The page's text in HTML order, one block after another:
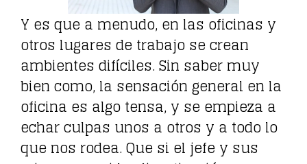
Y es que a menudo, en las oficinas y
otros lugares de trabajo se crean
ambientes difíciles. Sin saber muy
bien como, la sensación general en la
oficina es algo tensa, y se empieza a
echar culpas unos a otros y a todo lo
que nos rodea. Que si el jefe y sus